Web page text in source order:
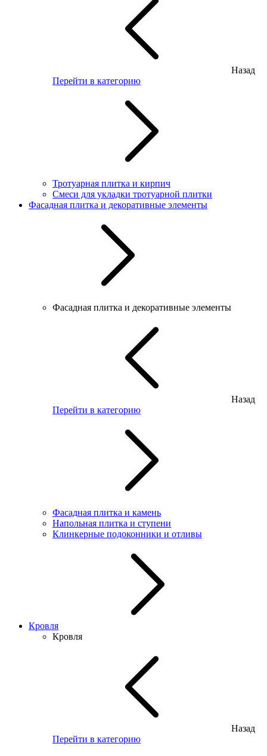
Назад
Перейти в категорию
Тротуарная плитка и кирпич
Смеси для укладки тротуарной плитки
Фасадная плитка и декоративные элементы
Фасадная плитка и декоративные элементы
Назад
Перейти в категорию
Фасадная плитка и камень
Напольная плитка и ступени
Клинкерные подоконники и отливы
Кровля
Кровля
Назад
Перейти в категорию